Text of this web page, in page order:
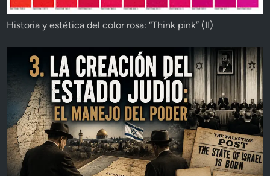
Historia y estética del color rosa: “Think pink” (II)